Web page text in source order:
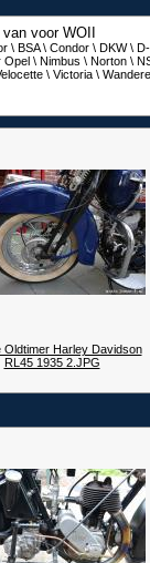
voor WOII
\ BSA \ Condor \ DKW \
\ Nimbus \ Norton \
\ Victoria \
Oldtimer Harley Davidson
RL45 1935 2.JPG